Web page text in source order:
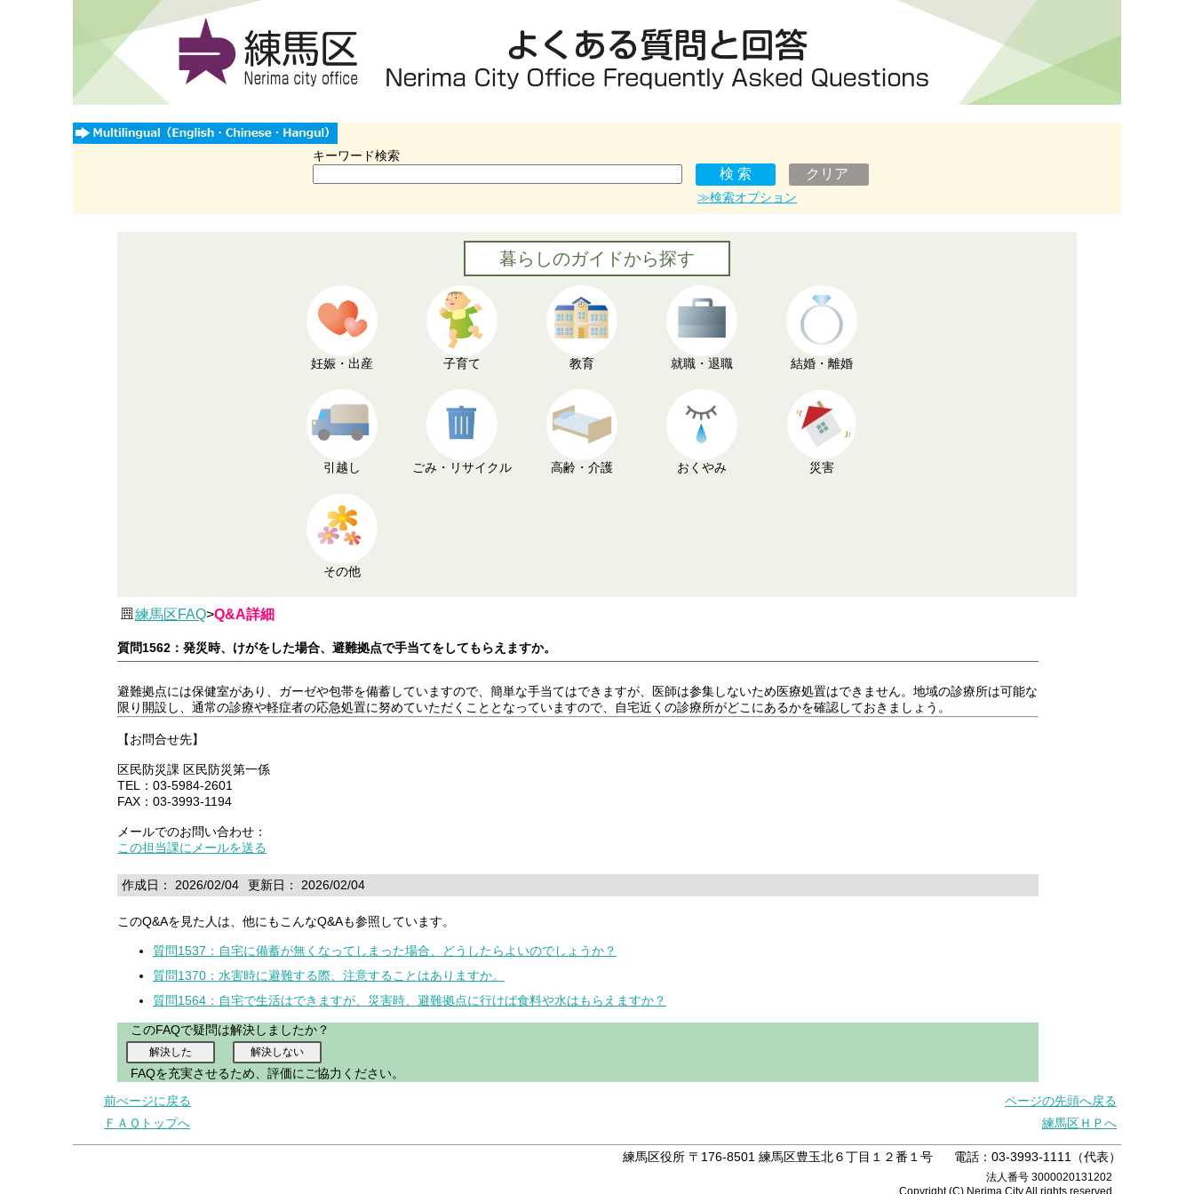
キーワード検索
≫検索オプション
暮らしのガイドから探す
妊娠・出産 子育て 教育 就職・退職 結婚・離婚
引越し ごみ・リサイクル 高齢・介護 おくやみ 災害
その他
練馬区FAQ>Q&A詳細
質問1562：発災時、けがをした場合、避難拠点で手当てをしてもらえますか。
避難拠点には保健室があり、ガーゼや包帯を備蓄していますので、簡単な手当てはできますが、医師は参集しないため医療処置はできません。地域の診療所は可能な
限り開設し、通常の診療や軽症者の応急処置に努めていただくこととなっていますので、自宅近くの診療所がどこにあるかを確認しておきましょう。
【お問合せ先】
区民防災課 区民防災第一係
TEL：03-5984-2601
FAX：03-3993-1194
メールでのお問い合わせ：
この担当課にメールを送る
作成日： 2026/02/04 更新日： 2026/02/04
このQ&Aを見た人は、他にもこんなQ&Aも参照しています。
質問1537：自宅に備蓄が無くなってしまった場合、どうしたらよいのでしょうか？
質問1370：水害時に避難する際、注意することはありますか。
質問1564：自宅で生活はできますが、災害時、避難拠点に行けば食料や水はもらえますか？
このFAQで疑問は解決しましたか？
FAQを充実させるため、評価にご協力ください。
前ぺージに戻る
ページの先頭へ戻る
ＦＡＱトップへ
練馬区ＨＰへ
練馬区役所 〒176-8501 練馬区豊玉北６丁目１２番１号 電話：03-3993-1111（代表）
法人番号 3000020131202